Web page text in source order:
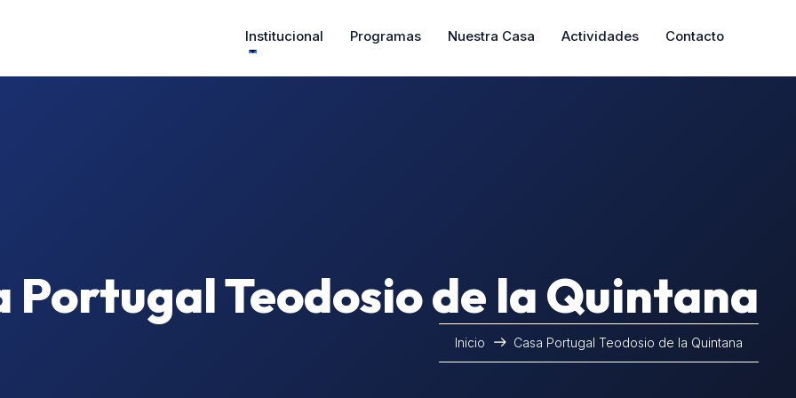
Institucional Programas Nuestra Casa Actividades Contacto
Portugal Teodosio de la Quintana
Inicio Casa Portugal Teodosio de la Quintana